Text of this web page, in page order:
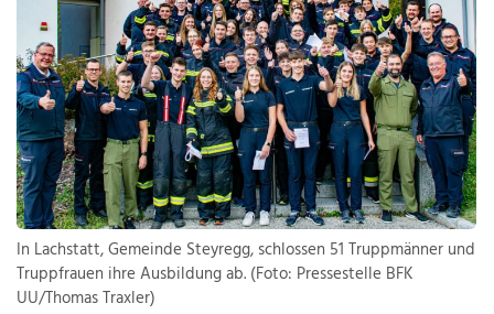
In Lachstatt, Gemeinde Steyregg, schlossen 51 Truppmänner und
Truppfrauen ihre Ausbildung ab. (Foto: Pressestelle BFK
UU/Thomas Traxler)